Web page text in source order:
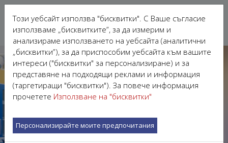
Този уебсайт използва "бисквитки". С Ваше съгласие
използваме „бисквитките”, за да измерим и
анализираме използването на уебсайта (аналитични
„бисквитки”), за да приспособим уебсайта към вашите
интереси ("бисквитки" за персонализиране) и за
представяне на подходящи реклами и информация
(таргетиращи "бисквитки"). За повече информация
прочетете Използване на "бисквитки"
Персонализирайте моите предпочитания